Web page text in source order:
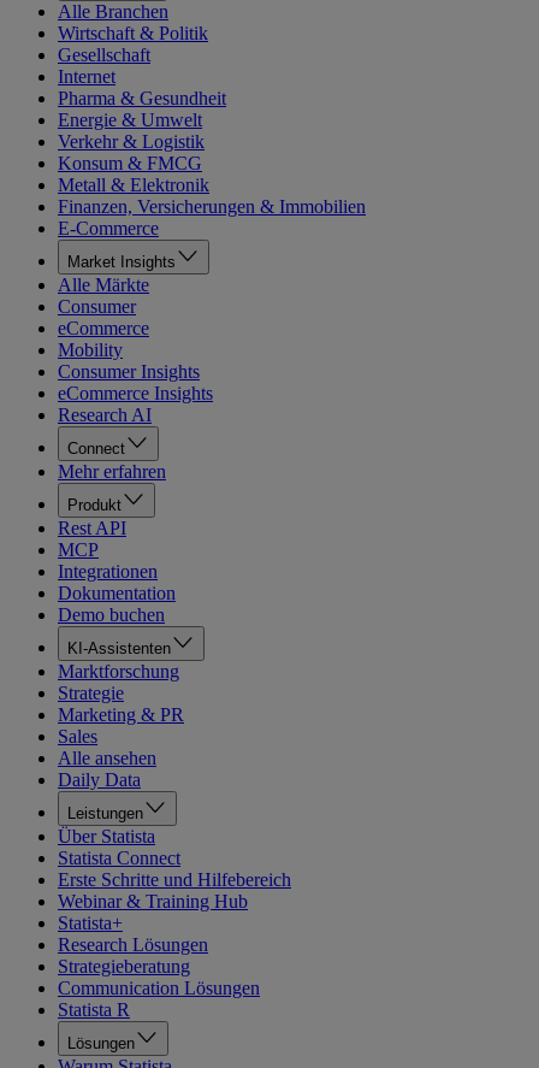
Alle Branchen
Wirtschaft & Politik
Gesellschaft
Internet
Pharma & Gesundheit
Energie & Umwelt
Verkehr & Logistik
Konsum & FMCG
Metall & Elektronik
Finanzen, Versicherungen & Immobilien
E-Commerce
Market Insights
Alle Märkte
Consumer
eCommerce
Mobility
Consumer Insights
eCommerce Insights
Research AI
Connect
Mehr erfahren
Produkt
Rest API
MCP
Integrationen
Dokumentation
Demo buchen
KI-Assistenten
Marktforschung
Strategie
Marketing & PR
Sales
Alle ansehen
Daily Data
Leistungen
Über Statista
Statista Connect
Erste Schritte und Hilfebereich
Webinar & Training Hub
Statista+
Research Lösungen
Strategieberatung
Communication Lösungen
Statista R
Lösungen